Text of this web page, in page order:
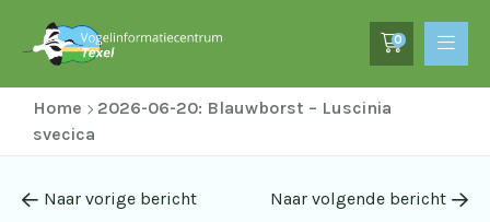
0
Home
2026-06-20: Blauwborst – Luscinia
svecica
Naar vorige bericht Naar volgende bericht